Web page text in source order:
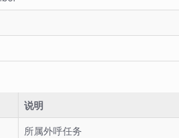
说明
所属外呼任务